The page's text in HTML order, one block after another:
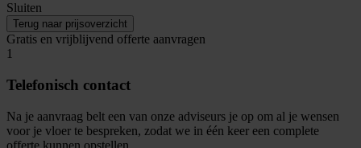
Sluiten
Terug naar prijsoverzicht
Gratis en vrijblijvend offerte aanvragen
1
Telefonisch contact
Na je aanvraag belt een van onze adviseurs je op om al je wensen
voor je vloer te bespreken, zodat we in één keer een complete
offerte kunnen opstellen.